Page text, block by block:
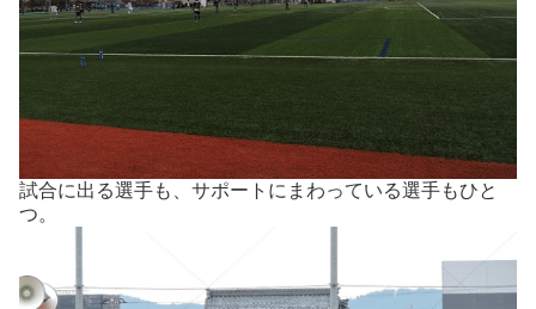
試合に出る選手も、サポートにまわっている選手もひと
つ。